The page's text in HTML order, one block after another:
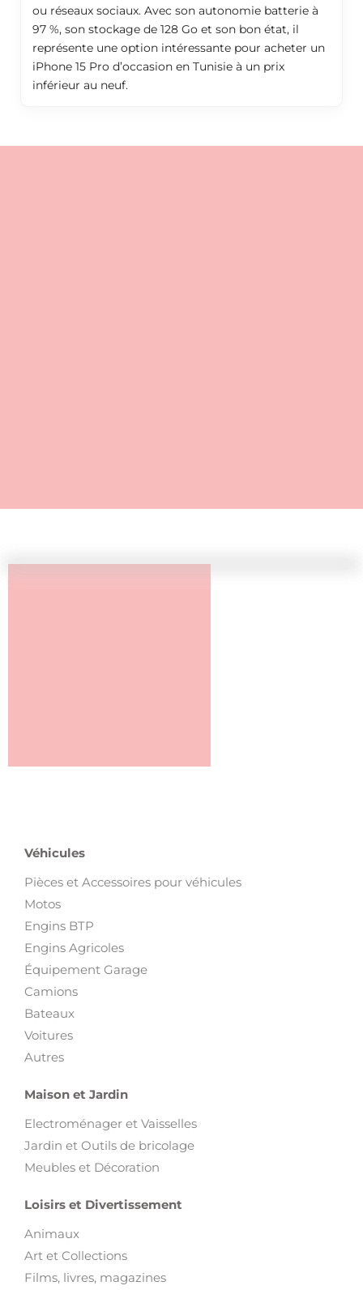
ou réseaux sociaux. Avec son autonomie batterie à
97 %, son stockage de 128 Go et son bon état, il
représente une option intéressante pour acheter un
iPhone 15 Pro d’occasion en Tunisie à un prix
inférieur au neuf.
Véhicules
Pièces et Accessoires pour véhicules
Motos
Engins BTP
Engins Agricoles
Équipement Garage
Camions
Bateaux
Voitures
Autres
Maison et Jardin
Electroménager et Vaisselles
Jardin et Outils de bricolage
Meubles et Décoration
Loisirs et Divertissement
Animaux
Art et Collections
Films, livres, magazines